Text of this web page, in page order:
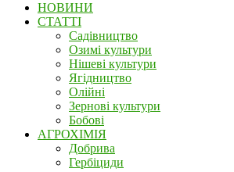
НОВИНИ
СТАТТІ
Садівництво
Озимі культури
Нішеві культури
Ягідництво
Олійні
Зернові культури
Бобові
АГРОХІМІЯ
Добрива
Гербіциди